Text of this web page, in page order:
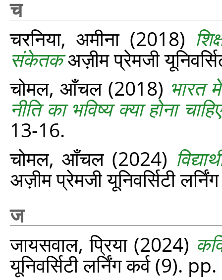
च
चरनिया, अमीना(2018)
संकेतकअज़ीम प्रेमजी
चोमल, आँचल(2018) भारत
नीति का भविष्य क्या होना
13-16.
चोमल, आँचल (2024)
अज़ीम प्रेमजी यूनिवर्सिटी
ज
जायसवाल, प्रिया(2024)
यूनिवर्सिटी लर्निंग कर्व (9).